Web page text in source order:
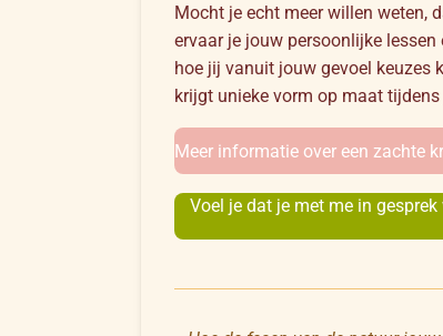
Mocht je echt meer willen weten,
ervaar je jouw persoonlijke
hoe jij vanuit jouw gevoel keuzes
krijgt unieke vorm op maat
Meer informatie over een zachte
Voel je dat je met me in